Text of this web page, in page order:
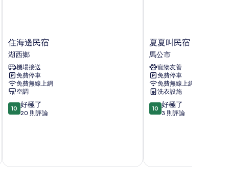
住
海
邊
民
宿
湖
西
鄉
住海邊民宿
湖西鄉
機場接送
免費停車
免費無線上網
空調
10.0
分，
極
10 好極了
20 則評論
夏
夏
叫
民
宿
馬
公
市
夏夏叫民宿
馬公市
寵物友善
免費停車
免費無線上網
洗衣設施
10.0
分，
極
10 好極了
3 則評論